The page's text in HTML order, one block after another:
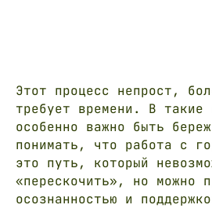
Этот процесс непрост,
требует времени. В такие
особенно важно быть
понимать, что работа с
это путь, который
«перескочить», но можно
осознанностью и